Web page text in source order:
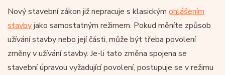
Nový stavební zákon již nepracuje s klasickým ohlášením
stavbyjako samostatným režimem. Pokud měníte způsob
užívání stavby nebo její části, může být třeba povolení
změny v užívání stavby. Je-li tato změna spojena se
stavební úpravou vyžadující povolení, postupuje se v režimu